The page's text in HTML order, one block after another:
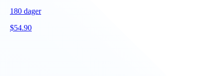
180 dager
$54.90